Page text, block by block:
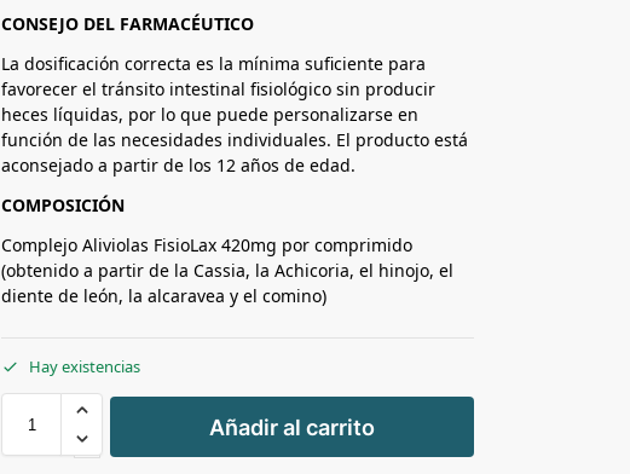
CONSEJO DEL FARMACÉUTICO
La dosificación correcta es la mínima suficiente para
favorecer el tránsito intestinal fisiológico sin producir
heces líquidas, por lo que puede personalizarse en
función de las necesidades individuales. El producto está
aconsejado a partir de los 12 años de edad.
COMPOSICIÓN
Complejo Aliviolas FisioLax 420mg por comprimido
(obtenido a partir de la Cassia, la Achicoria, el hinojo, el
diente de león, la alcaravea y el comino)
Hay existencias
+
-
Añadir al carrito